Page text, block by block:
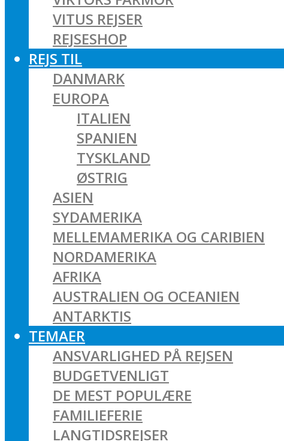
VITUS REJSER
REJSESHOP
REJS TIL
DANMARK
EUROPA
ITALIEN
SPANIEN
TYSKLAND
ØSTRIG
ASIEN
SYDAMERIKA
MELLEMAMERIKA OG CARIBIEN
NORDAMERIKA
AFRIKA
AUSTRALIEN OG OCEANIEN
ANTARKTIS
TEMAER
ANSVARLIGHED PÅ REJSEN
BUDGETVENLIGT
DE MEST POPULÆRE
FAMILIEFERIE
LANGTIDSREJSER